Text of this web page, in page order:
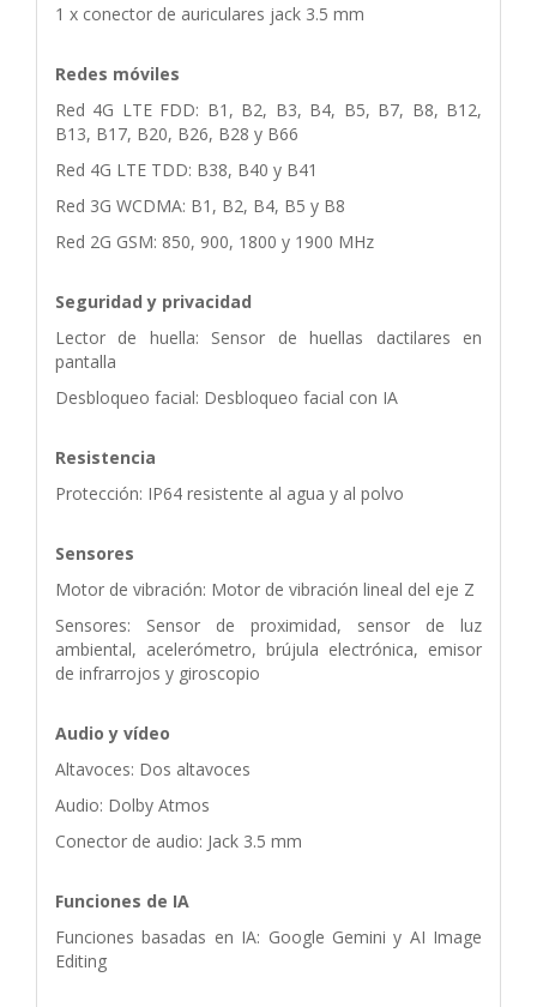
1 x conector de auriculares jack 3.5 mm
Redes móviles
Red 4G LTE FDD: B1, B2, B3, B4, B5, B7, B8, B12,
B13, B17, B20, B26, B28 y B66
Red 4G LTE TDD: B38, B40 y B41
Red 3G WCDMA: B1, B2, B4, B5 y B8
Red 2G GSM: 850, 900, 1800 y 1900 MHz
Seguridad y privacidad
Lector de huella: Sensor de huellas dactilares en
pantalla
Desbloqueo facial: Desbloqueo facial con IA
Resistencia
Protección: IP64 resistente al agua y al polvo
Sensores
Motor de vibración: Motor de vibración lineal del eje Z
Sensores: Sensor de proximidad, sensor de luz
ambiental, acelerómetro, brújula electrónica, emisor
de infrarrojos y giroscopio
Audio y vídeo
Altavoces: Dos altavoces
Audio: Dolby Atmos
Conector de audio: Jack 3.5 mm
Funciones de IA
Funciones basadas en IA: Google Gemini y AI Image
Editing